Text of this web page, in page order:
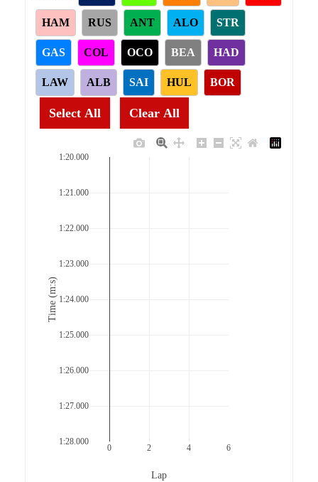
HAM RUS ANT ALO STR
GAS COL OCO BEA HAD
LAW ALB SAI HUL BOR
Select All Clear All
0 2 4 6
1:20.000
1:21.000
1:22.000
1:23.000
1:24.000
1:25.000
1:26.000
1:27.000
1:28.000
Lap
Time (m:s)